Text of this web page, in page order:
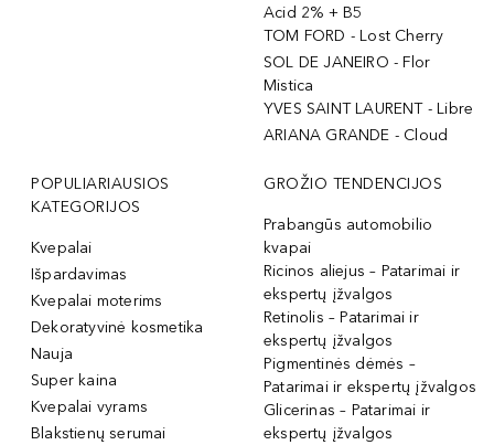
Acid 2% + B5
TOM FORD - Lost Cherry
SOL DE JANEIRO - Flor
Mistica
YVES SAINT LAURENT - Libre
ARIANA GRANDE - Cloud
POPULIARIAUSIOS
KATEGORIJOS
Kvepalai
Išpardavimas
Kvepalai moterims
Dekoratyvinė kosmetika
Nauja
Super kaina
Kvepalai vyrams
Blakstienų serumai
GROŽIO TENDENCIJOS
Prabangūs automobilio
kvapai
Ricinos aliejus – Patarimai ir
ekspertų įžvalgos
Retinolis – Patarimai ir
ekspertų įžvalgos
Pigmentinės dėmės –
Patarimai ir ekspertų įžvalgos
Glicerinas – Patarimai ir
ekspertų įžvalgos